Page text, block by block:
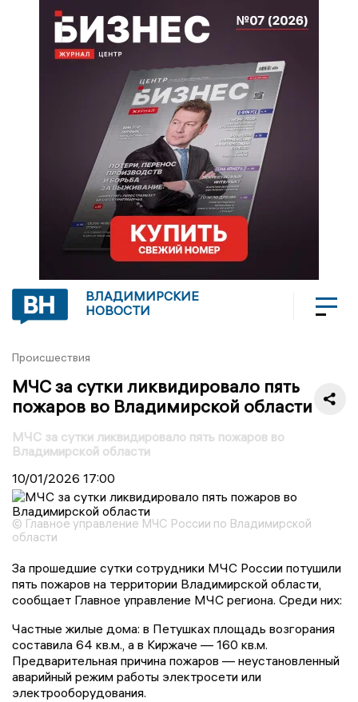
ВЛАДИМИРСКИЕ
НОВОСТИ
Происшествия
МЧС за сутки ликвидировало пять
пожаров во Владимирской области
МЧС за сутки ликвидировало пять пожаров во
Владимирской области
10/01/2026 17:00
© Главное управление МЧС России по Владимирской
области
За прошедшие сутки сотрудники МЧС России потушили
пять пожаров на территории Владимирской области,
сообщает Главное управление МЧС региона. Среди них:
Частные жилые дома: в Петушках площадь возгорания
составила 64 кв.м., а в Киржаче — 160 кв.м.
Предварительная причина пожаров — неустановленный
аварийный режим работы электросети или
электрооборудования.